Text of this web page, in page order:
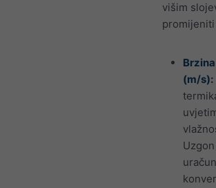
višim
(m/s):